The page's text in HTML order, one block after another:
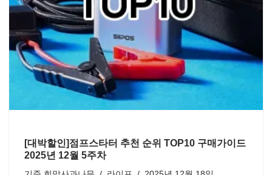
[대박할인]점프스타터 추천 순위 TOP10 구매가이드
2025년 12월 5주차